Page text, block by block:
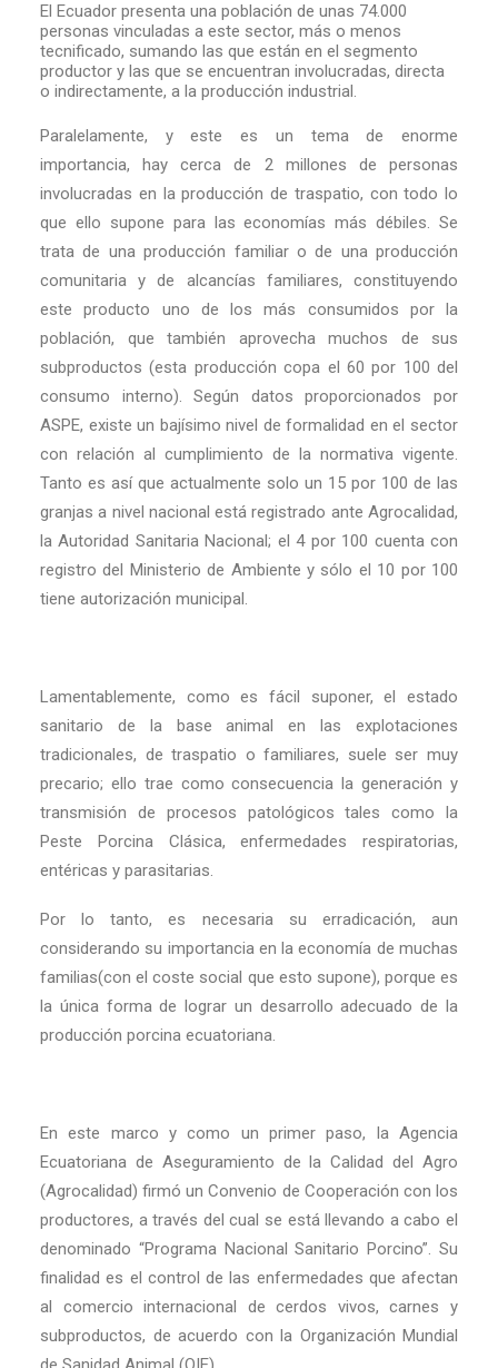
El Ecuador presenta una población de unas 74.000
personas vinculadas a este sector, más o menos
tecnificado, sumando las que están en el segmento
productor y las que se encuentran involucradas, directa
o indirectamente, a la producción industrial.
Paralelamente, y este es un tema de enorme
importancia, hay cerca de 2 millones de personas
involucradas en la producción de traspatio, con todo lo
que ello supone para las economías más débiles. Se
trata de una producción familiar o de una producción
comunitaria y de alcancías familiares, constituyendo
este producto uno de los más consumidos por la
población, que también aprovecha muchos de sus
subproductos (esta producción copa el 60 por 100 del
consumo interno). Según datos proporcionados por
ASPE, existe un bajísimo nivel de formalidad en el sector
con relación al cumplimiento de la normativa vigente.
Tanto es así que actualmente solo un 15 por 100 de las
granjas a nivel nacional está registrado ante Agrocalidad,
la Autoridad Sanitaria Nacional; el 4 por 100 cuenta con
registro del Ministerio de Ambiente y sólo el 10 por 100
tiene autorización municipal.
Lamentablemente, como es fácil suponer, el estado
sanitario de la base animal en las explotaciones
tradicionales, de traspatio o familiares, suele ser muy
precario; ello trae como consecuencia la generación y
transmisión de procesos patológicos tales como la
Peste Porcina Clásica, enfermedades respiratorias,
entéricas y parasitarias.
Por lo tanto, es necesaria su erradicación, aun
considerando su importancia en la economía de muchas
familias(con el coste social que esto supone), porque es
la única forma de lograr un desarrollo adecuado de la
producción porcina ecuatoriana.
En este marco y como un primer paso, la Agencia
Ecuatoriana de Aseguramiento de la Calidad del Agro
(Agrocalidad) firmó un Convenio de Cooperación con los
productores, a través del cual se está llevando a cabo el
denominado “Programa Nacional Sanitario Porcino”. Su
finalidad es el control de las enfermedades que afectan
al comercio internacional de cerdos vivos, carnes y
subproductos, de acuerdo con la Organización Mundial